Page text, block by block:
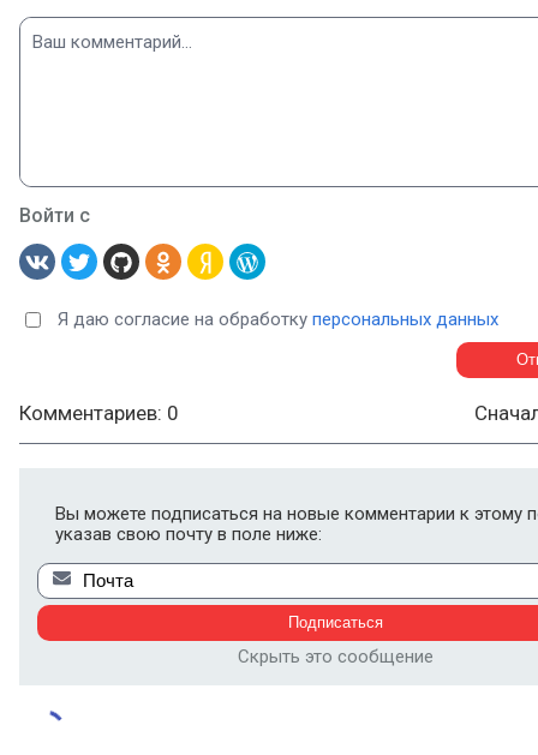
Войти с
Я даю согласие на обработку персональных данных
Комментариев: 0
Вы можете подписаться на новые комментарии к этому
указав свою почту в поле ниже:
Скрыть это сообщение